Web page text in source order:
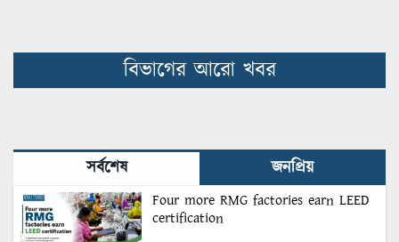
বিভাগের আরো খবর
সর্বশেষ জনপ্রিয়
Four more RMG factories earn LEED
certification